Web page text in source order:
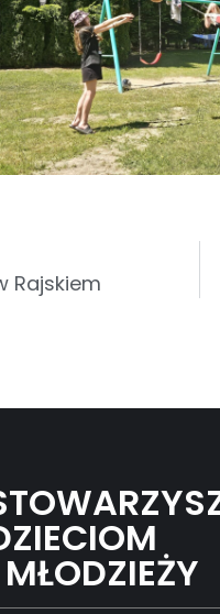
Rajskiem